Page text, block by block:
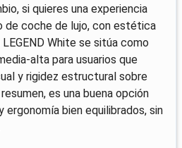
si quieres una experiencia
de coche de lujo, con estética
White se sitúa como
alta para usuarios que
y rigidez estructural sobre
es una buena opción
ergonomía bien equilibrados, sin